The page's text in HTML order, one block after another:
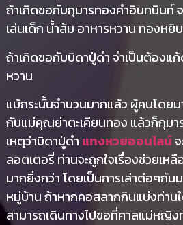
ถ้าเกิดขอกับกุมารทองคำอินทนินท์
เล่นเด็ก น้ำส้ม อาหารหวาน ทองห
ถ้าเกิดขอกับบิดาปู่ดำ จำเป็นต้องแ
หวาน
แม้กระนั้นจำนวนมากแล้ว ผู้คนโดย
กับแม่คุณย่าตะเคียนทอง แล้วก็กุม
เหตุว่าบิดาปู่ดำ แทงหวยออนไลน์จ
ลอตเตอรี่ ท่านจะถูกใจเรื่องช่วยเห
มากยิ่งกว่า โดยเป็นการเล่าต่อๆกั
หมู่บ้าน ถ้าหากคอสลากกินแบ่งท่าน
สามารถเดินทางไปขอที่ศาลแม่หญิง